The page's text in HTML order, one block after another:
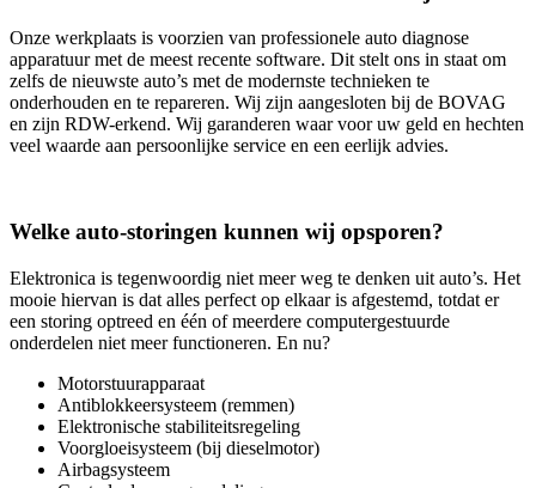
Onze werkplaats is voorzien van professionele auto diagnose
apparatuur met de meest recente software. Dit stelt ons in staat om
zelfs de nieuwste auto’s met de modernste technieken te
onderhouden en te repareren. Wij zijn aangesloten bij de BOVAG
en zijn RDW-erkend. Wij garanderen waar voor uw geld en hechten
veel waarde aan persoonlijke service en een eerlijk advies.
Welke auto-storingen kunnen wij opsporen?
Elektronica is tegenwoordig niet meer weg te denken uit auto’s. Het
mooie hiervan is dat alles perfect op elkaar is afgestemd, totdat er
een storing optreed en één of meerdere computergestuurde
onderdelen niet meer functioneren. En nu?
Motorstuurapparaat
Antiblokkeersysteem (remmen)
Elektronische stabiliteitsregeling
Voorgloeisysteem (bij dieselmotor)
Airbagsysteem